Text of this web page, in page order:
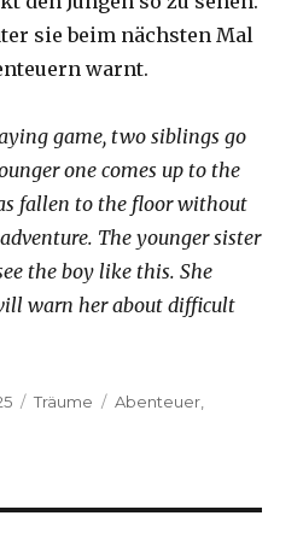
sie beim nächsten Mal
warnt.
game, two siblings go
one comes up to the
fallen to the floor without
The younger sister
the boy like this. She
warn her about difficult
Kategorien
Träume Schlagwörter
Abenteuer